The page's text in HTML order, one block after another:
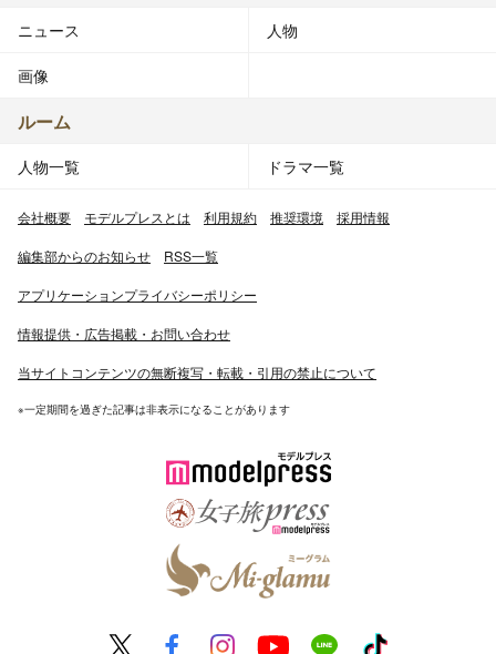
ニュース 人物
画像
ルーム
人物一覧 ドラマ一覧
会社概要 モデルプレスとは 利用規約 推奨環境 採用情報
編集部からのお知らせ RSS一覧
アプリケーションプライバシーポリシー
情報提供・広告掲載・お問い合わせ
当サイトコンテンツの無断複写・転載・引用の禁止について
※一定期間を過ぎた記事は非表示になることがあります